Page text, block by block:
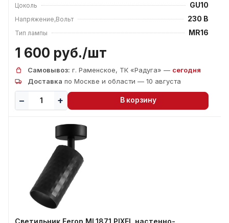
Цоколь GU10
Напряжение,Вольт 230 В
Тип лампы MR16
1 600 руб./шт
Самовывоз: г. Раменское, ТК «Радуга» — сегодня
Доставка по Москве и области — 10 августа
В корзину
Светильник Feron ML1871 PIXEL настенно-